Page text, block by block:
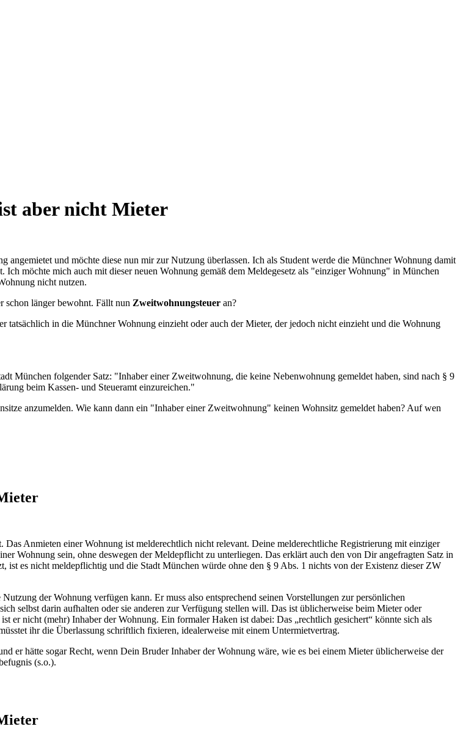
aber nicht Mieter
und möchte diese nun mir zur Nutzung überlassen. Ich als Student werde die Münchner Wohnung damit
möchte mich auch mit dieser neuen Wohnung gemäß dem Meldegesetz als "einziger Wohnung" in München
nicht nutzen.
schon länger bewohnt. Fällt nun Zweitwohnungsteuer an?
tatsächlich in die Münchner Wohnung einzieht oder auch der Mieter, der jedoch nicht einzieht und die Wohnung
München folgender Satz: "Inhaber einer Zweitwohnung, die keine Nebenwohnung gemeldet haben, sind nach § 9
beim Kassen- und Steueramt einzureichen."
anzumelden. Wie kann dann ein "Inhaber einer Zweitwohnung" keinen Wohnsitz gemeldet haben? Auf wen
Anmieten einer Wohnung ist melderechtlich nicht relevant. Deine melderechtliche Registrierung mit einziger
Wohnung sein, ohne deswegen der Meldepflicht zu unterliegen. Das erklärt auch den von Dir angefragten Satz in
es nicht meldepflichtig und die Stadt München würde ohne den § 9 Abs. 1 nichts von der Existenz dieser ZW
der Wohnung verfügen kann. Er muss also entsprechend seinen Vorstellungen zur persönlichen
selbst darin aufhalten oder sie anderen zur Verfügung stellen will. Das ist üblicherweise beim Mieter oder
er nicht (mehr) Inhaber der Wohnung. Ein formaler Haken ist dabei: Das „rechtlich gesichert“ könnte sich als
ihr die Überlassung schriftlich fixieren, idealerweise mit einem Untermietvertrag.
er hätte sogar Recht, wenn Dein Bruder Inhaber der Wohnung wäre, wie es bei einem Mieter üblicherweise der
(s.o.).